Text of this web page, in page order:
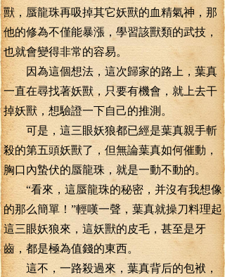
獸，蜃龍珠再吸掉其它妖獸的血精氣神，那
他的修為不僅能暴漲，學習該獸類的武技，
也就會變得非常的容易。
因為這個想法，這次歸家的路上，葉真
一直在尋找著妖獸，只要有機會，就上去干
掉妖獸，想驗證一下自己的推測。
可是，這三眼妖狼都已經是葉真親手斬
殺的第五頭妖獸了，但無論葉真如何催動，
胸口內蟄伏的蜃龍珠，就是一動不動的。
“看來，這蜃龍珠的秘密，并沒有我想像
的那么簡單！”輕嘆一聲，葉真就操刀料理起
這三眼妖狼來，這妖獸的皮毛，甚至是牙
齒，都是極為值錢的東西。
這不，一路殺過來，葉真背后的包袱，